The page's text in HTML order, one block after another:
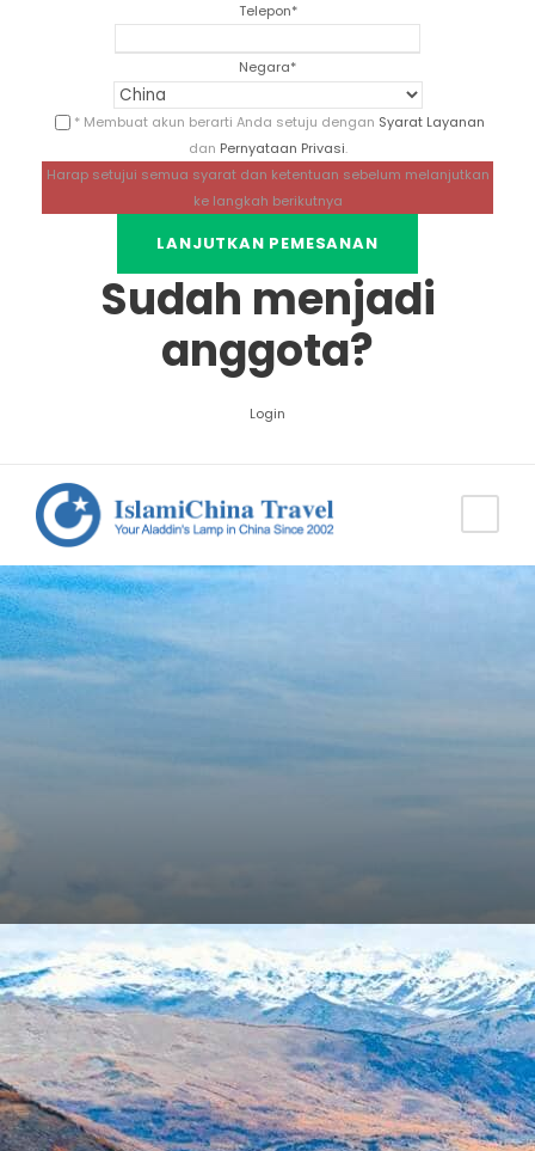
Telepon*
Negara*
* Membuat akun berarti Anda setuju dengan Syarat Layanan
dan Pernyataan Privasi.
Harap setujui semua syarat dan ketentuan sebelum melanjutkan
ke langkah berikutnya
Sudah menjadi
anggota?
Login